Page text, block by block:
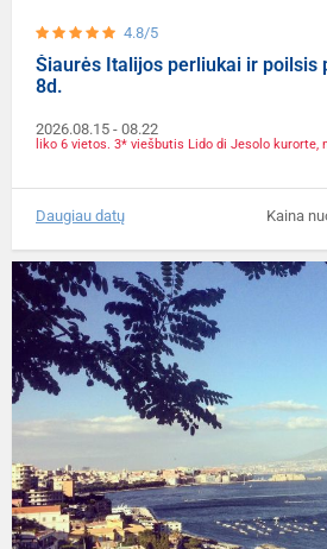
4.8/5
Šiaurės Italijos perliukai ir poilsis
8d.
2026.08.15 - 08.22
liko 6 vietos. 3* viešbutis Lido di Jesolo kurorte,
Kaina
Daugiau datų